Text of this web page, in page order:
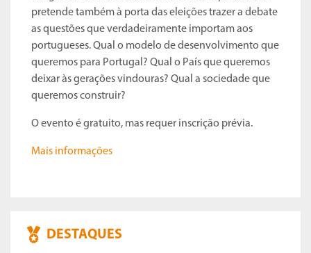
pretende também à porta das eleições trazer a debate
as questões que verdadeiramente importam aos
portugueses. Qual o modelo de desenvolvimento que
queremos para Portugal? Qual o País que queremos
deixar às gerações vindouras? Qual a sociedade que
queremos construir?
O evento é gratuito, mas requer inscrição prévia.
Mais informações
DESTAQUES